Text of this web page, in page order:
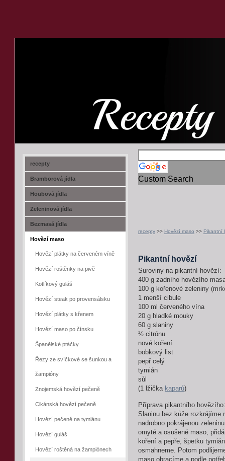
Custom Search
recepty >> Hovězí maso >> Pikantní
Pikantní hovězí
Suroviny na pikantní hovězí:
400 g zadního hovězího
100 g kořenové zeleniny
1 menší cibule
100 ml červeného vína
20 g hladké mouky
60 g slaniny
½ citrónu
nové koření
bobkový list
pepř celý
tymián
sůl
(1 lžička kaparů)
Příprava pikantního hovězího:
Slaninu bez kůže rozkrájíme
nadrobno pokrájenou
omyté a osušené maso,
koření a pepře, špetku
osmahneme. Potom
maso obracíme a podle
recepty
Bramborová jídla
Houbová jídla
Zeleninová jídla
Bezmasá jídla
Hovězí maso
Hovězí plátky na červeném víně
Hovězí roštěnky na pivě
Kotlíkový guláš
Hovězí steak po provensálsku
Hovězí plátky s křenem
Hovězí maso po čínsku
Španělské ptáčky
Řezy ze svíčkové se šunkou a
žampióny
Znojemská hovězí pečeně
Cikánská hovězí pečeně
Hovězí pečeně na tymiánu
Hovězí guláš
Hovězí roštěná na žampiónech